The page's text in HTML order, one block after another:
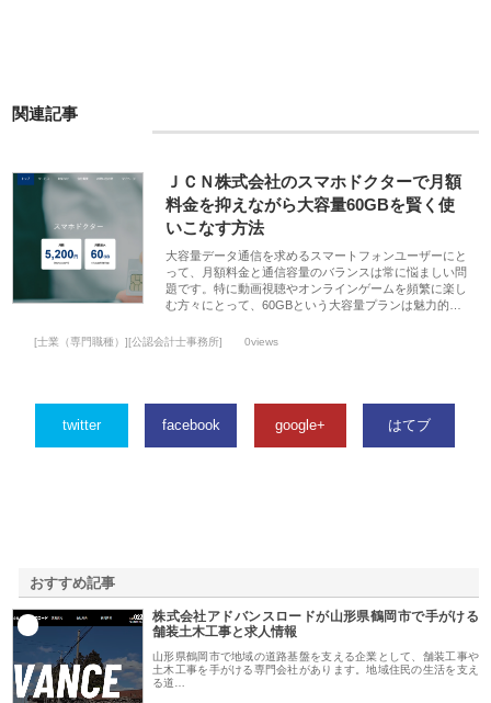
関連記事
ＪＣＮ株式会社のスマホドクターで月額
料金を抑えながら大容量60GBを賢く使
いこなす方法
大容量データ通信を求めるスマートフォンユーザーにと
って、月額料金と通信容量のバランスは常に悩ましい問
題です。特に動画視聴やオンラインゲームを頻繁に楽し
む方々にとって、60GBという大容量プランは魅力的…
[士業（専門職種）][公認会計士事務所] 0views
twitter facebook google+ はてブ
おすすめ記事
株式会社アドバンスロードが山形県鶴岡市で手がける
舗装土木工事と求人情報
山形県鶴岡市で地域の道路基盤を支える企業として、舗装工事や
土木工事を手がける専門会社があります。地域住民の生活を支え
る道…